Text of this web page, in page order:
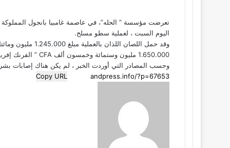
تعرضت مؤسسة ” الحله”، في عاصمة غامبيا بانجول المملوكة
اليوم السبت ، لعملية سطو مسلح.
وقد حمل اللصان اللذان بالعملية مبلغ 1.245.000 مليون ومائتا ألف وخمس وأربعون ألف دلسي ” العملة المحلية” بالإضافة لمبلغ
1.650.000 مليون وستمائة وخمسون ألف CFA ” الفرنك إفريقي” ، ولاذا بالفرار، حيث كانت تنتظرهما سيارة.
وحسب المصادر التي أوردت الخبر ، لم يكن هناك إصابات
Copy URL